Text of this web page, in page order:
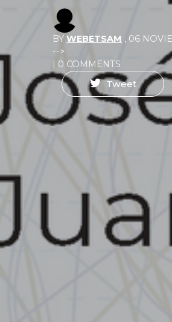
BY WEBETSAM , 06
-->
| 0 COMMENTS
Tweet